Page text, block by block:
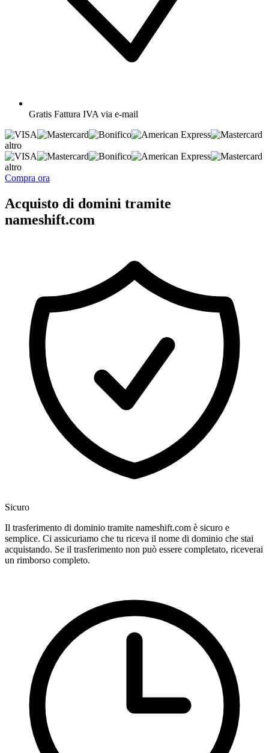
Gratis Fattura IVA via e-mail
altro
altro
Compra ora
Acquisto di domini tramite
nameshift.com
Sicuro
Il trasferimento di dominio tramite nameshift.com è sicuro e
semplice. Ci assicuriamo che tu riceva il nome di dominio che stai
acquistando. Se il trasferimento non può essere completato, riceverai
un rimborso completo.